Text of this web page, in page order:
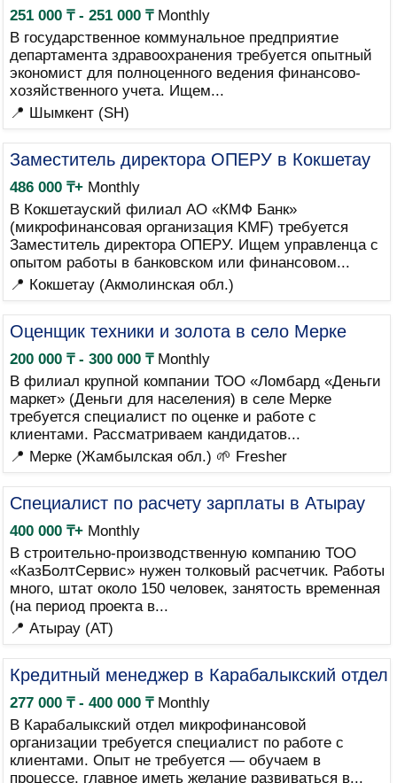
251 000 ₸ - 251 000 ₸Monthly
В государственное коммунальное предприятие
департамента здравоохранения требуется опытный
экономист для полноценного ведения финансово-
хозяйственного учета. Ищем...
📍 Шымкент (SH)
Заместитель директора ОПЕРУ в Кокшетау
486 000 ₸+Monthly
В Кокшетауский филиал АО «КМФ Банк»
(микрофинансовая организация KMF) требуется
Заместитель директора ОПЕРУ. Ищем управленца с
опытом работы в банковском или финансовом...
📍 Кокшетау (Акмолинская обл.)
Оценщик техники и золота в село Мерке
200 000 ₸ - 300 000 ₸Monthly
В филиал крупной компании ТОО «Ломбард «Деньги
маркет» (Деньги для населения) в селе Мерке
требуется специалист по оценке и работе с
клиентами. Рассматриваем кандидатов...
📍 Мерке (Жамбылская обл.) 🌱 Fresher
Специалист по расчету зарплаты в Атырау
400 000 ₸+Monthly
В строительно-производственную компанию ТОО
«КазБолтСервис» нужен толковый расчетчик. Работы
много, штат около 150 человек, занятость временная
(на период проекта в...
📍 Атырау (AT)
Кредитный менеджер в Карабалыкский отдел
277 000 ₸ - 400 000 ₸Monthly
В Карабалыкский отдел микрофинансовой
организации требуется специалист по работе с
клиентами. Опыт не требуется — обучаем в
процессе, главное иметь желание развиваться в...